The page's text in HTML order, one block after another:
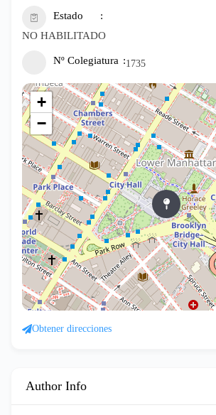
Estado
NO HABILITADO
Nº Colegiatura 1735
+
−
Obtener direcciones
Author Info